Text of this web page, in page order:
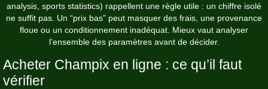
analysis, sports statistics) rappellent une règle utile : un chiffre isolé
ne suffit pas. Un “prix bas” peut masquer des frais, une provenance
floue ou un conditionnement inadéquat. Mieux vaut analyser
l’ensemble des paramètres avant de décider.
Acheter Champix en ligne : ce qu’il faut
vérifier